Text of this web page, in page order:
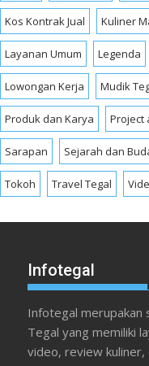
Kos Kontrak Jual Kuliner
Layanan Umum Legenda
Lowongan Kerja Mudik
Produk dan Karya Project
Sarapan Sejarah dan
Tokoh Travel Tegal
Infotegal
Infotegal merupakan
Tegal yang memiliki
video, review kuliner,